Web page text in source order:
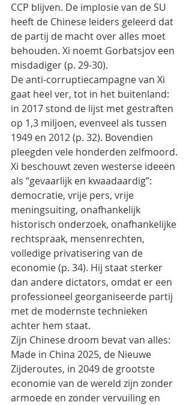
CCP blijven. De implosie van de SU
heeft de Chinese leiders geleerd dat
de partij de macht over alles moet
behouden. Xi noemt Gorbatsjov een
misdadiger (p. 29-30).
De anti-corruptiecampagne van Xi
gaat heel ver, tot in het buitenland:
in 2017 stond de lijst met gestraften
op 1,3 miljoen, evenveel als tussen
1949 en 2012 (p. 32). Bovendien
pleegden vele honderden zelfmoord.
Xi beschouwt zeven westerse ideeën
als “gevaarlijk en kwaadaardig”:
democratie, vrije pers, vrije
meningsuiting, onafhankelijk
historisch onderzoek, onafhankelijke
rechtspraak, mensenrechten,
volledige privatisering van de
economie (p. 34). Hij staat sterker
dan andere dictators, omdat er een
professioneel georganiseerde partij
met de modernste technieken
achter hem staat.
Zijn Chinese droom bevat van alles:
Made in China 2025, de Nieuwe
Zijderoutes, in 2049 de grootste
economie van de wereld zijn zonder
armoede en zonder vervuiling en